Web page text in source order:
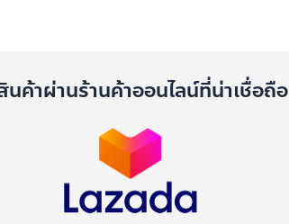
นค้าผ่านร้านค้าออนไลน์ที่น่าเชื่อถือ